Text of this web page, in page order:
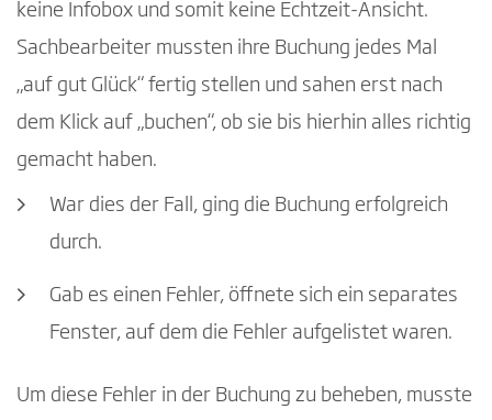
keine Infobox und somit keine Echtzeit-Ansicht.
Sachbearbeiter mussten ihre Buchung jedes Mal
„auf gut Glück“ fertig stellen und sahen erst nach
dem Klick auf „buchen“, ob sie bis hierhin alles richtig
gemacht haben.
War dies der Fall, ging die Buchung erfolgreich
durch.
Gab es einen Fehler, öffnete sich ein separates
Fenster, auf dem die Fehler aufgelistet waren.
Um diese Fehler in der Buchung zu beheben, musste